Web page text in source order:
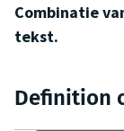
Combinatie
tekst.
Definition